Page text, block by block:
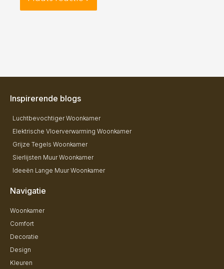
Inspirerende blogs
Luchtbevochtiger Woonkamer
Elektrische Vloerverwarming Woonkamer
Grijze Tegels Woonkamer
Sierlijsten Muur Woonkamer
Ideeën Lange Muur Woonkamer
Navigatie
Woonkamer
Comfort
Decoratie
Design
Kleuren